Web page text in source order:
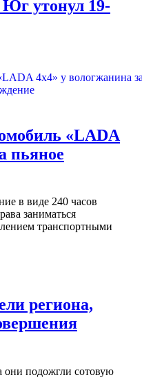
утонул 19-
«LADA
пьяное
в виде 240 часов
заниматься
транспортными
региона,
они подожгли сотовую